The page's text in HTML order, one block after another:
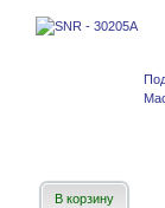
В корзину